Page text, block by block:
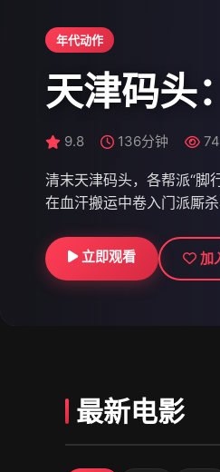
9.1 124分钟
立即观看 加
年代动作
天津码头
9.8 136分钟
清末天津码头，各帮派“脚
在血汗搬运中卷入门派厮杀
立即观看 加
9.9 140分钟
立即观看 加
最新电影